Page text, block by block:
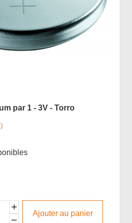
par 1 - 3V - Torro
Ajouter au panier